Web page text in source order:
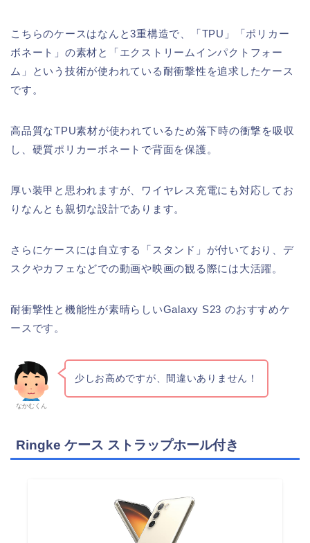
こちらのケースはなんと3重構造で、「TPU」「ポリカー
ボネート」の素材と「エクストリームインパクトフォー
ム」という技術が使われている耐衝撃性を追求したケース
です。
高品質なTPU素材が使われているため落下時の衝撃を吸収
し、硬質ポリカーボネートで背面を保護。
厚い装甲と思われますが、ワイヤレス充電にも対応してお
りなんとも親切な設計であります。
さらにケースには自立する「スタンド」が付いており、デ
スクやカフェなどでの動画や映画の観る際には大活躍。
耐衝撃性と機能性が素晴らしいGalaxy S23 のおすすめケ
ースです。
なかむくん
少しお高めですが、間違いありません！
Ringke ケース ストラップホール付き